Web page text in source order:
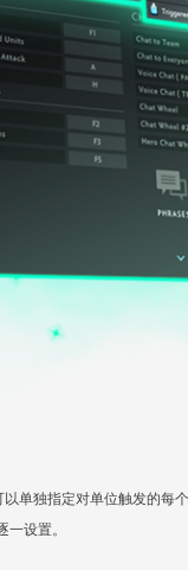
单独指定对单位触发的
一设置。